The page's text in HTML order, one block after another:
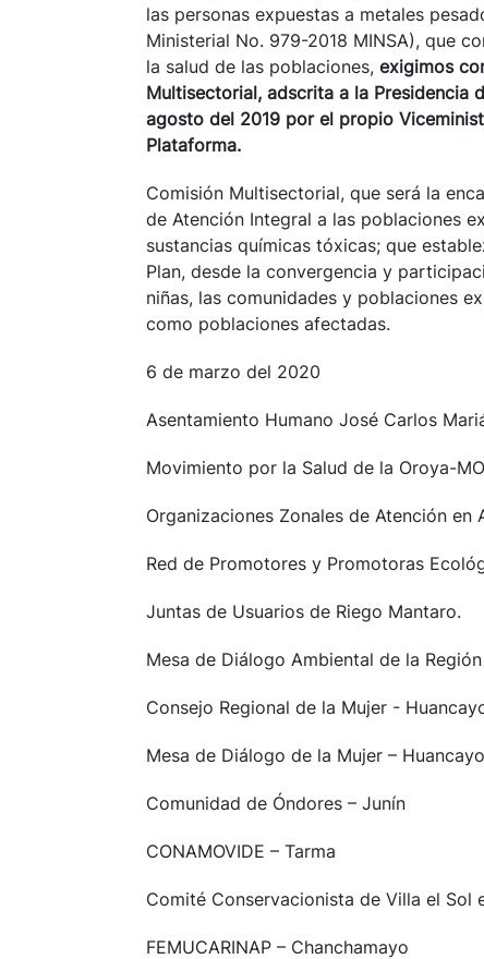
las personas expuestas a metales
Ministerial No. 979-2018 MINSA), que
la salud de las poblaciones, exigimos
Multisectorial, adscrita a la Presidencia
agosto del 2019 por el propio
Plataforma.
Comisión Multisectorial, que será la
de Atención Integral a las poblaciones
sustancias químicas tóxicas; que
Plan, desde la convergencia y
niñas, las comunidades y poblaciones
como poblaciones afectadas.
6 de marzo del 2020
Asentamiento Humano José Carlos
Movimiento por la Salud de la Oroya-
Organizaciones Zonales de Atención en
Red de Promotores y Promotoras
Juntas de Usuarios de Riego Mantaro.
Mesa de Diálogo Ambiental de la
Consejo Regional de la Mujer -
Mesa de Diálogo de la Mujer – Huancayo
Comunidad de Óndores – Junín
CONAMOVIDE – Tarma
Comité Conservacionista de Villa el Sol
FEMUCARINAP – Chanchamayo